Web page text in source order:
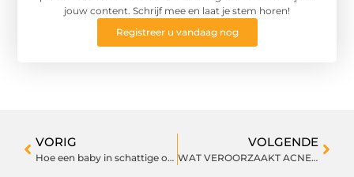
jouw content. Schrijf mee en laat je stem horen!
Registreer u vandaag nog
VORIG
Hoe een baby in schattige outfits te kleden
VOLGENDE
WAT VEROORZAAKT ACNE BIJ VOLWASSENEN?